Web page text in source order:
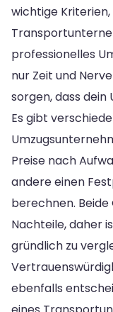
wichtige Kriterien,
professionelles
nur Zeit und
sorgen, dass dein
Es gibt
Preise nach
andere einen
berechnen.
Nachteile, daher
gründlich zu
ebenfalls